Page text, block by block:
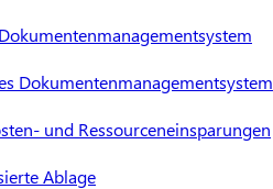
Dokumentenmanagementsystem
und Ressourceneinsparungen
Ablage